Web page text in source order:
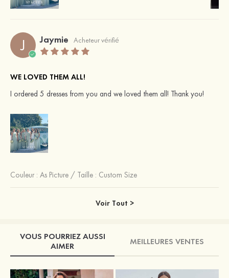
J Jaymie Acheteur vérifié
WE LOVED THEM ALL!
I ordered 5 dresses from you and we loved them all! Thank you!
Couleur : As Picture / Taille : Custom Size
Voir Tout >
VOUS POURRIEZ AUSSI
AIMER
MEILLEURES VENTES